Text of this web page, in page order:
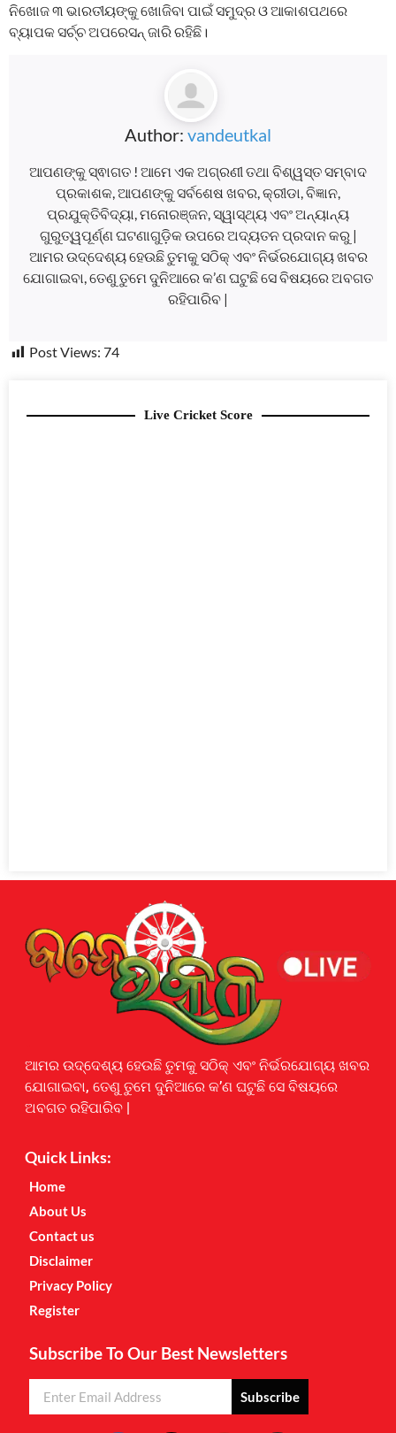
ନିଖୋଜ ୩ ଭାରତୀୟଙ୍କୁ ଖୋଜିବା ପାଇଁ ସମୁଦ୍ର ଓ ଆକାଶପଥରେ
ବ୍ୟାପକ ସର୍ଚ୍ଚ ଅପରେସନ୍ ଜାରି ରହିଛି।
Author: vandeutkal
ଆପଣଙ୍କୁ ସ୍ଵାଗତ ! ଆମେ ଏକ ଅଗ୍ରଣୀ ତଥା ବିଶ୍ୱସ୍ତ ସମ୍ବାଦ
ପ୍ରକାଶକ, ଆପଣଙ୍କୁ ସର୍ବଶେଷ ଖବର, କ୍ରୀଡା, ବିଜ୍ଞାନ,
ପ୍ରଯୁକ୍ତିବିଦ୍ୟା, ମନୋରଞ୍ଜନ, ସ୍ୱାସ୍ଥ୍ୟ ଏବଂ ଅନ୍ୟାନ୍ୟ
ଗୁରୁତ୍ୱପୂର୍ଣ୍ଣ ଘଟଣାଗୁଡ଼ିକ ଉପରେ ଅଦ୍ୟତନ ପ୍ରଦାନ କରୁ |
ଆମର ଉଦ୍ଦେଶ୍ୟ ହେଉଛି ତୁମକୁ ସଠିକ୍ ଏବଂ ନିର୍ଭରଯୋଗ୍ୟ ଖବର
ଯୋଗାଇବା, ତେଣୁ ତୁମେ ଦୁନିଆରେ କ’ଣ ଘଟୁଛି ସେ ବିଷୟରେ ଅବଗତ
ରହିପାରିବ |
Post Views: 74
Live Cricket Score
ଆମର ଉଦ୍ଦେଶ୍ୟ ହେଉଛି ତୁମକୁ ସଠିକ୍ ଏବଂ ନିର୍ଭରଯୋଗ୍ୟ ଖବର
ଯୋଗାଇବା, ତେଣୁ ତୁମେ ଦୁନିଆରେ କ’ଣ ଘଟୁଛି ସେ ବିଷୟରେ
ଅବଗତ ରହିପାରିବ |
Quick Links:
Home
About Us
Contact us
Disclaimer
Privacy Policy
Register
Subscribe To Our Best Newsletters
Subscribe